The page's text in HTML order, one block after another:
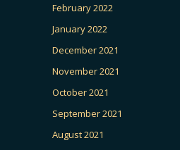
February 2022
January 2022
December 2021
November 2021
October 2021
September 2021
August 2021